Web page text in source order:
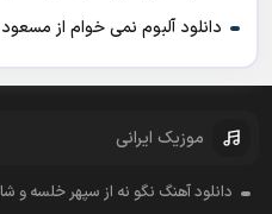
دانلود آلبوم نمی خوام از
موزیک ایرانی
دانلود آهنگ نگو نه از سپهر خلسه و